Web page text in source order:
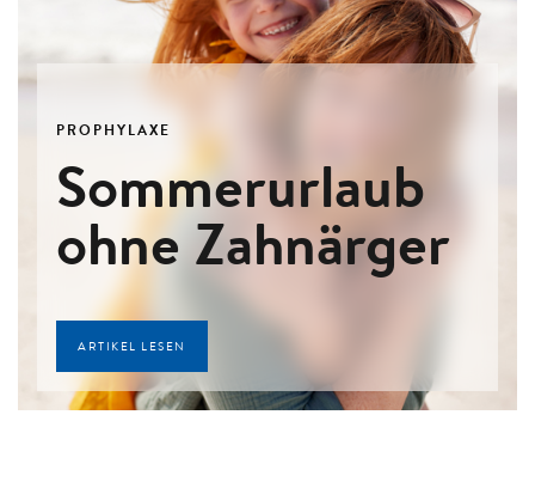
PROPHYLAXE
Sommerurlaub
ohne Zahnärger
ARTIKEL LESEN